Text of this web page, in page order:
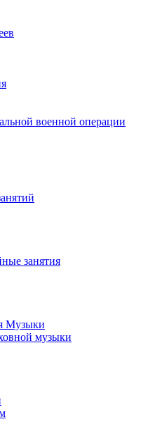
военной операции
занятия
Музыки
музыки